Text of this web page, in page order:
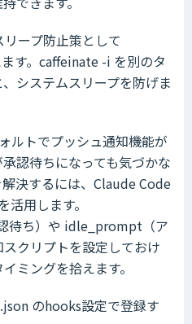
ープ防止策として
す。caffeinate -i を別のタ
システムスリープを防げま
ルトでプッシュ通知機能が
認待ちになっても気づかな
決するには、Claude Code
用します。
待ち）や idle_prompt（ア
スクリプトを設定しておけ
ミングを拾えます。
のhooks設定で登録す